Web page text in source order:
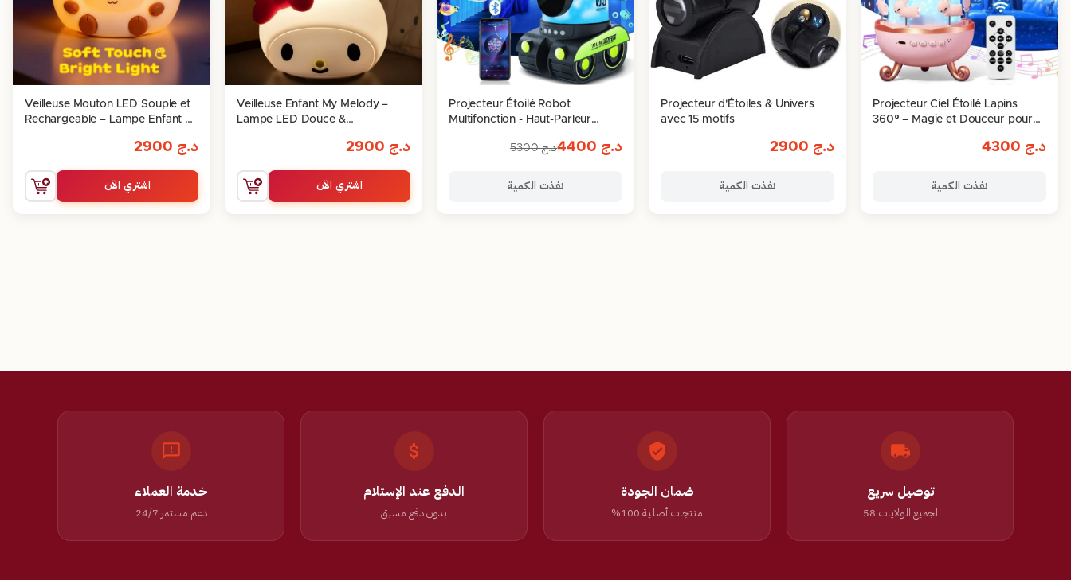
Projecteur Ciel Étoilé Lapins
360° – Magie et Douceur pour
د.ج
نفذت الكمية
Projecteur d'Étoiles & Univers
avec 15 motifs
د.ج
نفذت الكمية
Projecteur Étoilé Robot
Multifonction - Haut-Parleur
د.ج د.ج5300
نفذت الكمية
Veilleuse Enfant My Melody –
Lampe LED Douce &
د.ج
اشتري الآن
Veilleuse Mouton LED Souple et
Rechargeable – Lampe Enfant en
د.ج
اشتري الآن
توصيل سريع
لجميع الولايات 58
ضمان الجودة
منتجات أصلية 100%
الدفع عند الإستلام
بدون دفع مسبق
خدمة العملاء
دعم مستمر 24/7